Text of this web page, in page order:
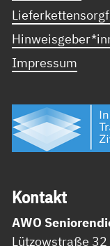
Impressum
Kon­takt
AWO
Lützowstraße 32